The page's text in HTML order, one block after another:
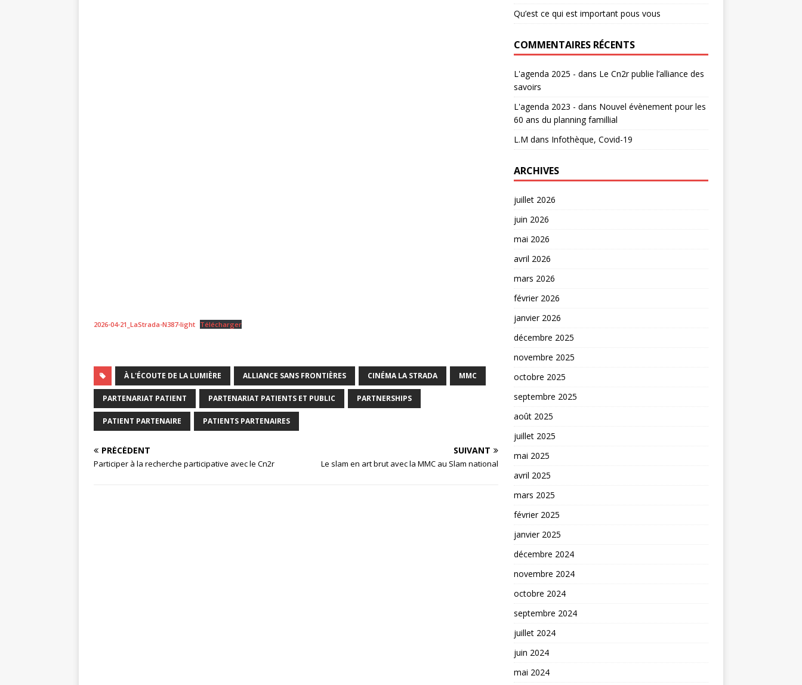
2026-04-21_LaStrada-N387-light Télécharger
À L'ÉCOUTE DE LA LUMIÈRE ALLIANCE SANS FRONTIÈRES CINÉMA LA STRADA MMC
PARTENARIAT PATIENT PARTENARIAT PATIENTS ET PUBLIC PARTNERSHIPS
PATIENT PARTENAIRE PATIENTS PARTENAIRES
PRÉCÉDENT
Participer à la recherche participative avec le Cn2r
SUIVANT
Le slam en art brut avec la MMC au Slam national
Qu’est ce qui est important pous vous
COMMENTAIRES RÉCENTS
L'agenda 2025 - dans Le Cn2r publie l’alliance des
savoirs
L'agenda 2023 - dans Nouvel évènement pour les
60 ans du planning famillial
L.M dans Infothèque, Covid-19
ARCHIVES
juillet 2026
juin 2026
mai 2026
avril 2026
mars 2026
février 2026
janvier 2026
décembre 2025
novembre 2025
octobre 2025
septembre 2025
août 2025
juillet 2025
mai 2025
avril 2025
mars 2025
février 2025
janvier 2025
décembre 2024
novembre 2024
octobre 2024
septembre 2024
juillet 2024
juin 2024
mai 2024